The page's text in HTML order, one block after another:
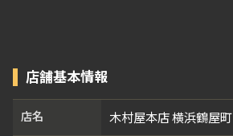
店舗基本情報
店名 木村屋本店 横浜鶴屋町